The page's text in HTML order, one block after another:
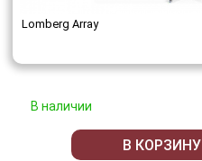
Lomberg Array
В наличии
В КОРЗИНУ